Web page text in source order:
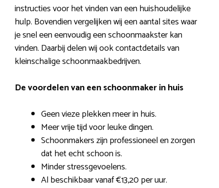
instructies voor het vinden van een huishoudelijke
hulp. Bovendien vergelijken wij een aantal sites waar
je snel een eenvoudig een schoonmaakster kan
vinden. Daarbij delen wij ook contactdetails van
kleinschalige schoonmaakbedrijven.
De voordelen van een schoonmaker in huis
Geen vieze plekken meer in huis.
Meer vrije tijd voor leuke dingen.
Schoonmakers zijn professioneel en zorgen
dat het echt schoon is.
Minder stressgevoelens.
Al beschikbaar vanaf €13,20 per uur.